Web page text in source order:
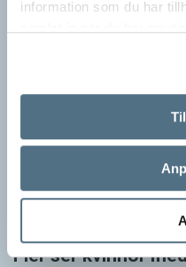
information som du har
Fler ser kvinnor